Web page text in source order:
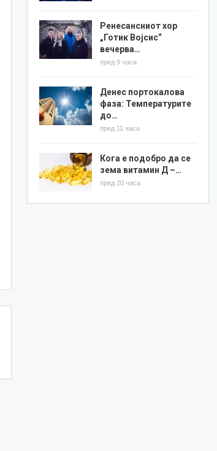
Ренесансниот хор
„Готик Војсис“
вечерва…
пред 9 часа
Денес портокалова
фаза: Температурите
до…
пред 11 часа
Кога е подобро да се
зема витамин Д –…
пред 20 часа